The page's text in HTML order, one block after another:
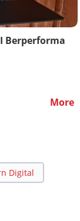
Berperforma
More
Digital